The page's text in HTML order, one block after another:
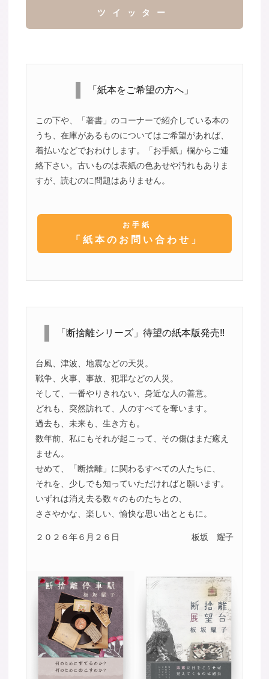
ツイッター
「紙本をご希望の方へ」
この下や、「著書」のコーナーで紹介している本の
うち、在庫があるものについてはご希望があれば、
着払いなどでおわけします。「お手紙」欄からご連
絡下さい。古いものは表紙の色あせや汚れもありま
すが、読むのに問題はありません。
お手紙
「紙本のお問い合わせ」
「断捨離シリーズ」待望の紙本版発売!!
台風、津波、地震などの天災。
戦争、火事、事故、犯罪などの人災。
そして、一番やりきれない、身近な人の善意。
どれも、突然訪れて、人のすべてを奪います。
過去も、未来も、生き方も。
数年前、私にもそれが起こって、その傷はまだ癒え
ません。
せめて、「断捨離」に関わるすべての人たちに、
それを、少しでも知っていただければと願います。
いずれは消え去る数々のものたちとの、
ささやかな、楽しい、愉快な思い出とともに。
２０２６年６月２６日 板坂 耀子